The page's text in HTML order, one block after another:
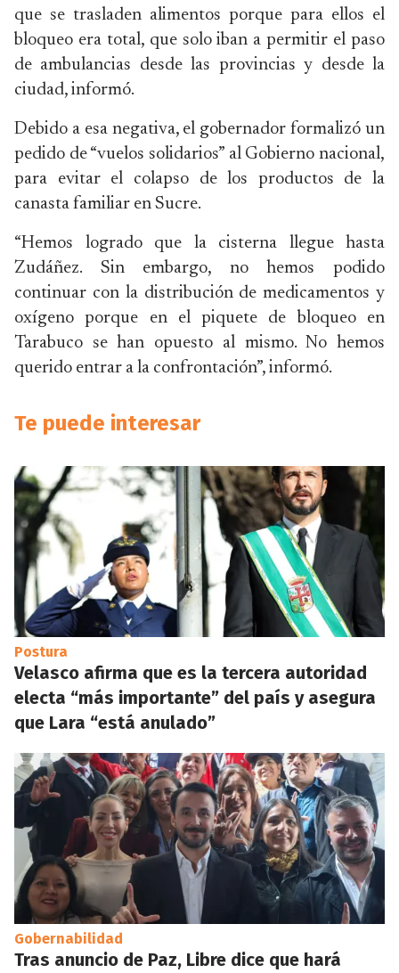
que se trasladen alimentos porque para ellos el
bloqueo era total, que solo iban a permitir el paso
de ambulancias desde las provincias y desde la
ciudad, informó.
Debido a esa negativa, el gobernador formalizó un
pedido de “vuelos solidarios” al Gobierno nacional,
para evitar el colapso de los productos de la
canasta familiar en Sucre.
“Hemos logrado que la cisterna llegue hasta
Zudáñez. Sin embargo, no hemos podido
continuar con la distribución de medicamentos y
oxígeno porque en el piquete de bloqueo en
Tarabuco se han opuesto al mismo. No hemos
querido entrar a la confrontación”, informó.
Te puede interesar
Postura
Velasco afirma que es la tercera autoridad
electa “más importante” del país y asegura
que Lara “está anulado”
Gobernabilidad
Tras anuncio de Paz, Libre dice que hará